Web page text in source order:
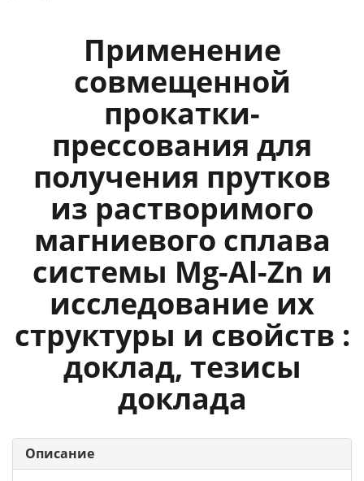
Применение
совмещенной
прокатки-
прессования для
получения прутков
из растворимого
магниевого сплава
системы Mg-Al-Zn и
исследование их
структуры и свойств :
доклад, тезисы
доклада
Описание